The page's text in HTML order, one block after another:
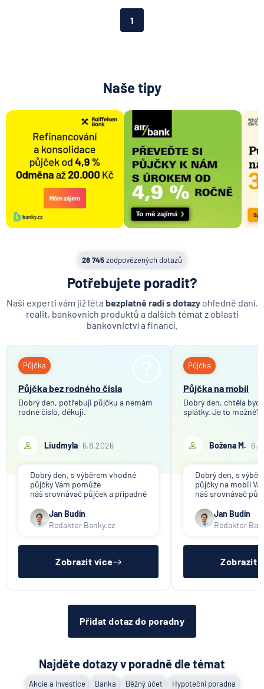
Moneta Stavební spořitelna
Národní rozvojová banka
NEY spořitelní družstvo
NN Penzijní společnost
NN Životná poisťovňa
Oberbank AG
PPF banka
Raiffeisen stavební spořitelna
Raiffeisenbank
Stavební spořitelna České spořitelny
Trinity Bank
UniCredit Bank
UNIQA penzijní společnost
UNIQA pojišťovna
Vitalitas pojišťovna
Volksbank Löbau-Zittau eG
Všeobecná zdravotní pojišťovna
Východosaská spořitelna Drážďany
1
Naše tipy
28 745zodpovězených dotazů
Potřebujete poradit?
Naši experti vám již léta bezplatně radí s dotazy ohledně daní,
realit, bankovních produktů a dalších témat z oblasti
bankovnictví a financí.
Půjčka
Půjčka bez rodného čísla
Dobrý den, potřebuji půjčku a nemám
rodné číslo, děkuji.
Liudmyla 6.8.2026
Dobrý den, s výběrem vhodné
půjčky Vám pomůže
náš srovnávač půjček a případně
půjček. Pro získání půjčky je
třeba mít dostatečný příjem,
nebýt ve zkušební ani výpovědní
Jan Budín
Redaktor Banky.cz
Zobrazit více
Půjčka
Půjčka na mobil
Dobrý den, chtěla
splátky. Je to možné?
Božena M.
Dobrý den, s
půjčky na mobil
náš srovnávač
půjček. Pro získání
nákupu na
dostatečný
Jan Budín
Redaktor
Zobrazit
Přidat dotaz do poradny
Najděte dotazy v poradně dle témat
Akcie a investice Banka Běžný účet
Hypoteční poradna